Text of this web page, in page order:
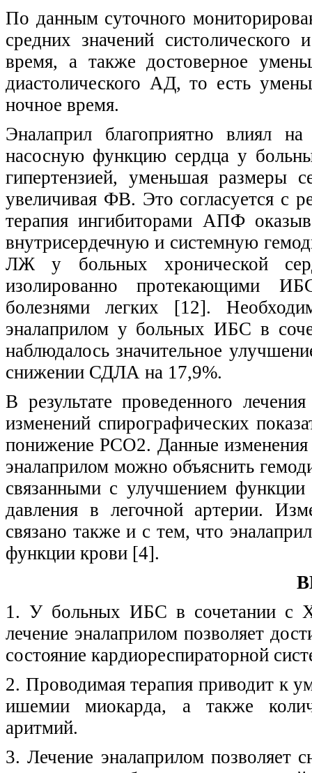
По данным суточного
средних значений
время, а также достоверное
диастолического АД, то есть
ночное время.
Эналаприл благоприятно влиял
насосную функцию сердца у
гипертензией, уменьшая
увеличивая ФВ. Это согласуется с
терапия ингибиторами АПФ
внутрисердечную и системную
ЛЖ у больных хронической
изолированно протекающими
болезнями легких [12].
эналаприлом у больных ИБС в
наблюдалось значительное
снижении СДЛА на 17,9%.
В результате проведенного
изменений спирографических
понижение РСО2. Данные изменения
эналаприлом можно объяснить
связанными с улучшением
давления в легочной артерии.
связано также и с тем, что
функции крови [4].
1. У больных ИБС в сочетании с
лечение эналаприлом позволяет
состояние кардиореспираторной
2. Проводимая терапия приводит к
ишемии миокарда, а также
аритмий.
3. Лечение эналаприлом позволяет